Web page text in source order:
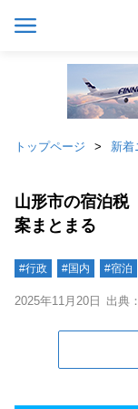
トップページ 新着
山形市の宿泊
案まとまる
#行政 #国内 #宿泊
2025年11月20日 出典